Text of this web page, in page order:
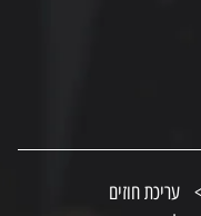
עריכת חוזים